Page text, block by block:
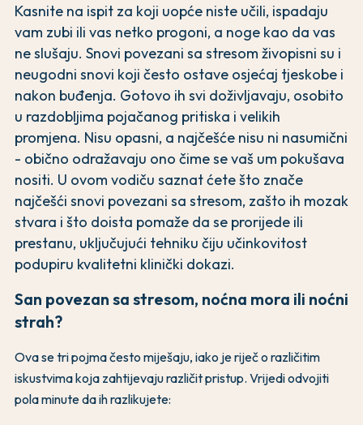
Kasnite na ispit za koji uopće niste učili, ispadaju
vam zubi ili vas netko progoni, a noge kao da vas
ne slušaju. Snovi povezani sa stresom živopisni su i
neugodni snovi koji često ostave osjećaj tjeskobe i
nakon buđenja. Gotovo ih svi doživljavaju, osobito
u razdobljima pojačanog pritiska i velikih
promjena. Nisu opasni, a najčešće nisu ni nasumični
- obično odražavaju ono čime se vaš um pokušava
nositi. U ovom vodiču saznat ćete što znače
najčešći snovi povezani sa stresom, zašto ih mozak
stvara i što doista pomaže da se prorijede ili
prestanu, uključujući tehniku čiju učinkovitost
podupiru kvalitetni klinički dokazi.
San povezan sa stresom, noćna mora ili noćni
strah?
Ova se tri pojma često miješaju, iako je riječ o različitim
iskustvima koja zahtijevaju različit pristup. Vrijedi odvojiti
pola minute da ih razlikujete: